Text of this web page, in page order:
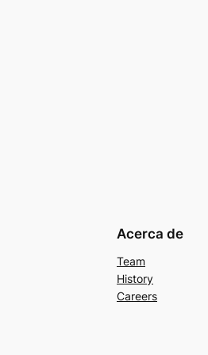
Acerca de
Team
History
Careers